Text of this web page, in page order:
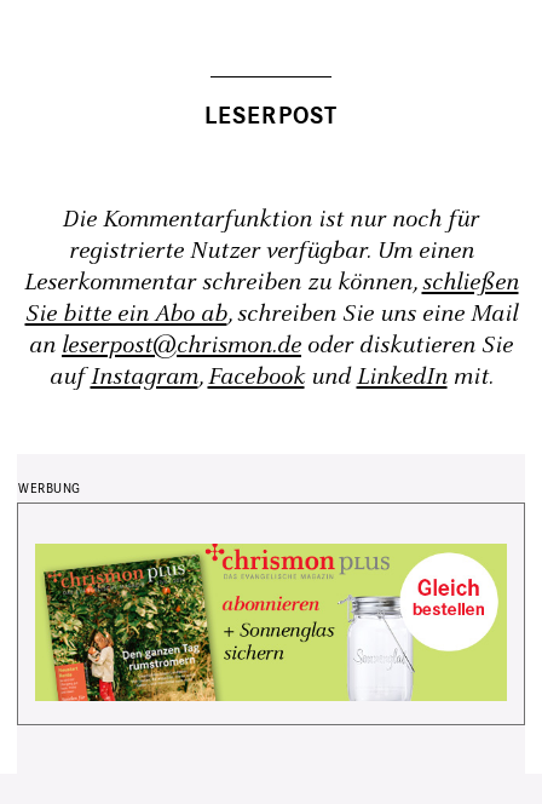
Die Kommentarfunktion ist nur noch für
registrierte Nutzer verfügbar. Um einen
Leserkommentar schreiben zu können,schließen
Sie bitte ein Abo ab, schreiben Sie uns eine Mail
an leserpost@chrismon.de oder diskutieren Sie
aufInstagram,FacebookundLinkedInmit.